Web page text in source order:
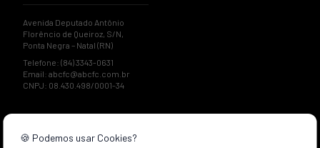
Avenida Deputado Antônio
Florêncio de Queiroz, S/N,
Ponta Negra – Natal (RN)
Telefone: (84) 3343-0631
Email: abcfc@abcfc.com.br
CNPJ: 08.430.498/0001-34
🍪 Podemos usar Cookies?